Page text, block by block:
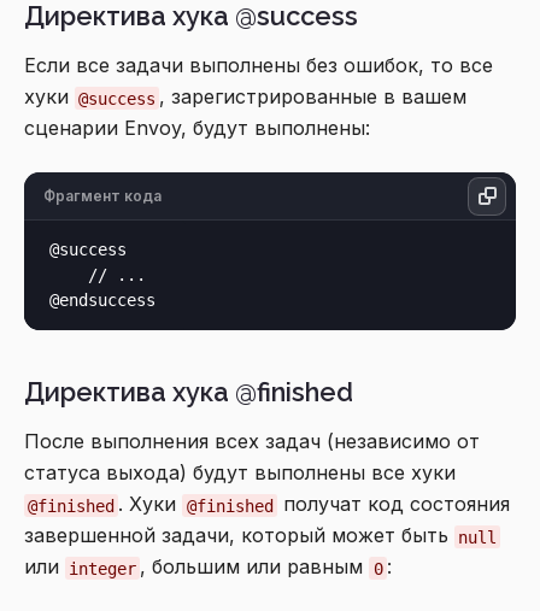
Директива хука @success
Если все задачи выполнены без ошибок, то все
хуки @success , зарегистрированные в вашем
сценарии Envoy, будут выполнены:
Фрагмент кода
@success
    // ...
Директива хука @finished
После выполнения всех задач (независимо от
статуса выхода) будут выполнены все хуки
@finished . Хуки @finished получат код состояния
завершенной задачи, который может быть
null
или integer , большим или равным 0 :